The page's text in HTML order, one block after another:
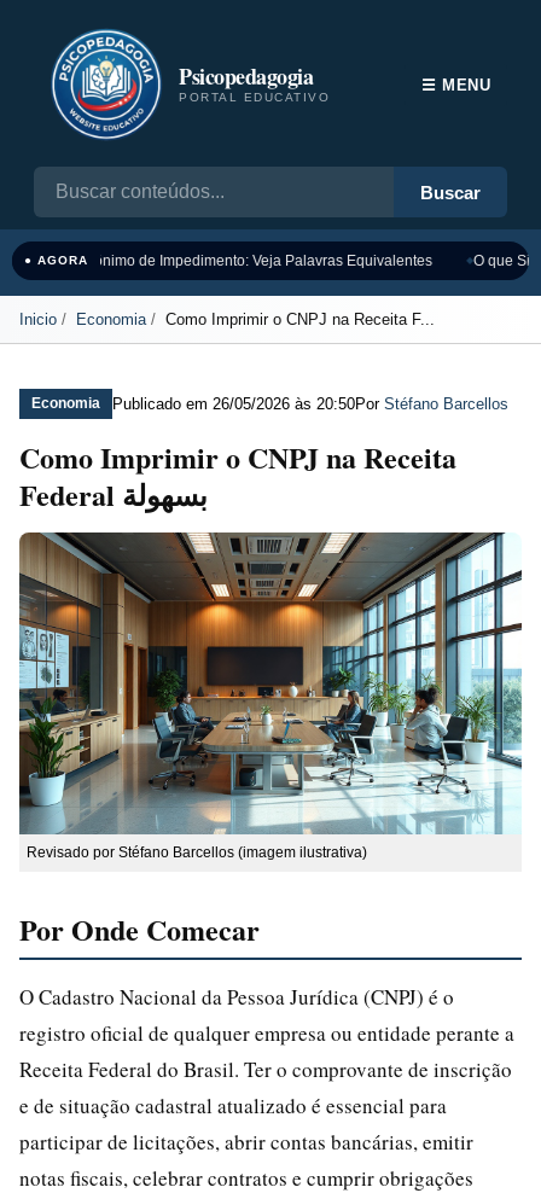
Psicopedagogia
PORTAL EDUCATIVO
Buscar
☰ MENU
● AGORASinônimo de Impedimento: Veja Palavras Equivalentes O que
Inicio Economia Como Imprimir o CNPJ na Receita F...
Economia Publicado em 26/05/2026 às 20:50Por Stéfano Barcellos
Como Imprimir o CNPJ na Receita
Federal بسهولة
Revisado por Stéfano Barcellos (imagem ilustrativa)
Por Onde Comecar
O Cadastro Nacional da Pessoa Jurídica (CNPJ) é o
registro oficial de qualquer empresa ou entidade perante a
Receita Federal do Brasil. Ter o comprovante de inscrição
e de situação cadastral atualizado é essencial para
participar de licitações, abrir contas bancárias, emitir
notas fiscais, celebrar contratos e cumprir obrigações